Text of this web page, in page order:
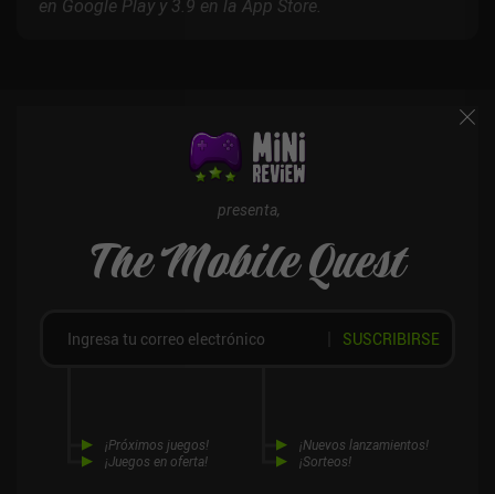
en Google Play y 3.9 en la App Store.
presenta,
The Mobile Quest
¡Próximos juegos!
¡Juegos en oferta!
¡Nuevos lanzamientos!
¡Sorteos!
SUSCRIBIRSE